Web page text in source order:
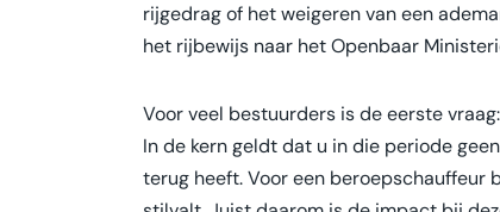
rijgedrag of het weigeren van een
het rijbewijs naar het Openbaar
Voor veel bestuurders is de eerste
In de kern geldt dat u in die periode
terug heeft. Voor een